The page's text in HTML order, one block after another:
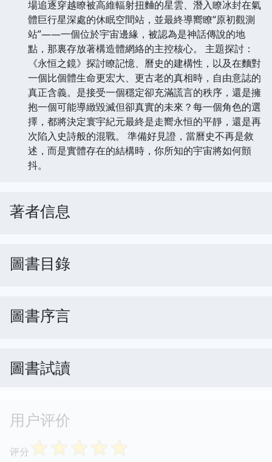
場追逐穿越瞭被高維輻射扭麯的星雲、潛入瞭冰封在氣
體巨行星深處的休眠空間站，並最終導嚮瞭“原初觀測
站”——一個位於宇宙邊緣，被認為是神話傳說的地
點，那裏存放著構造體網絡的主控核心。 主題探討：
《永恒之鏡》探討瞭記憶、曆史的建構性，以及在麵對
一個比個體生命更宏大、更古老的真相時，自由意誌的
真正含義。是接受一個穩定卻充滿謊言的秩序，還是擁
抱一個可能導緻毀滅但卻真實的未來？每一個角色的選
擇，都將決定寰宇紀元最終是走嚮永恒的平靜，還是再
次陷入史詩般的混戰。 準備好見證，當曆史不再是敘
述，而是實體存在的結構時，你所知的宇宙將如何顫
抖。
著者信息
圖書目錄
圖書序言
圖書試讀
用户评价
评分 ☆☆☆☆☆